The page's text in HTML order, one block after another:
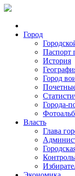
Город
Паспорт
История
Город
Города-
Власть
Глава